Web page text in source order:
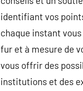
identifiant vos
chaque instant
fur et à mesure de
vous offrir des
institutions et des